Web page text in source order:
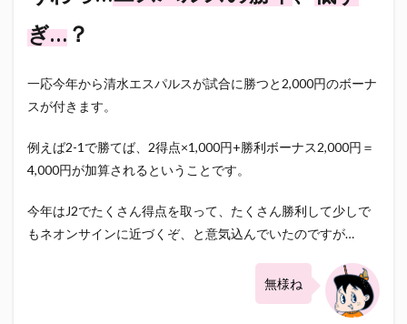
ぎ… ？
一応今年から清水エスパルスが試合に勝つと2,000円のボーナ
スが付きます。
例えば2-1で勝てば、2得点×1,000円+勝利ボーナス2,000円＝
4,000円が加算されるということです。
今年はJ2でたくさん得点を取って、たくさん勝利して少しで
もネオンサインに近づくぞ、と意気込んでいたのですが…
無様ね